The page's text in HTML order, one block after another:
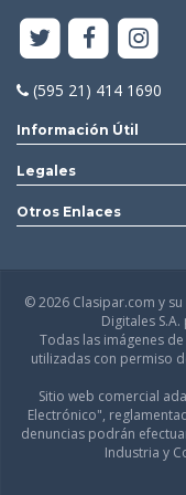
(595 21) 414 1690
Información Útil
Legales
Otros Enlaces
© 2026 Clasipar.com y
Digitales
Todas las imágenes
utilizadas con permiso
Sitio web comercial
Electrónico",
denuncias podrán
Industria y